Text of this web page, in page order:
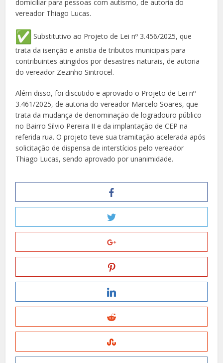
domiciliar para pessoas com autismo, de autoria do
vereador Thiago Lucas.
Substitutivo ao Projeto de Lei nº 3.456/2025, que
trata da isenção e anistia de tributos municipais para
contribuintes atingidos por desastres naturais, de autoria
do vereador Zezinho Sintrocel.
Além disso, foi discutido e aprovado o Projeto de Lei nº
3.461/2025, de autoria do vereador Marcelo Soares, que
trata da mudança de denominação de logradouro público
no Bairro Silvio Pereira II e da implantação de CEP na
referida rua. O projeto teve sua tramitação acelerada após
solicitação de dispensa de interstícios pelo vereador
Thiago Lucas, sendo aprovado por unanimidade.